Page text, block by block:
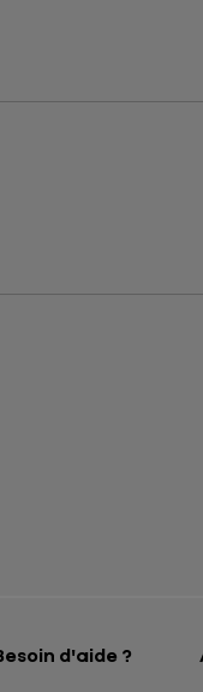
d'aide ?